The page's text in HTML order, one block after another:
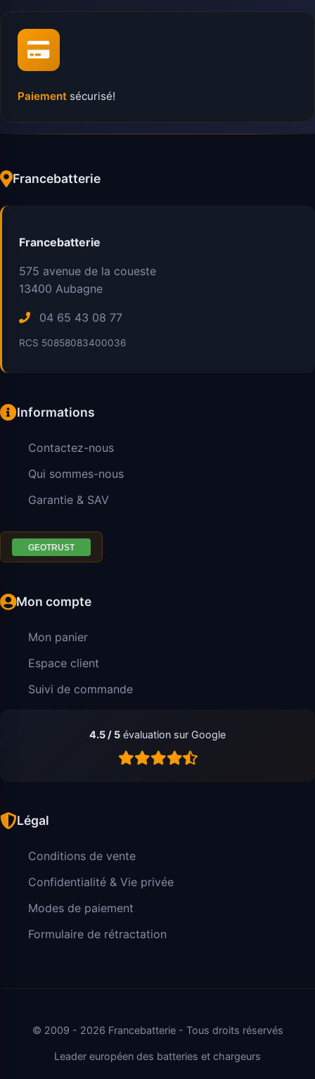
Paiement sécurisé!
Francebatterie
Francebatterie
575 avenue de la coueste
13400 Aubagne
04 65 43 08 77
RCS 50858083400036
Informations
Contactez-nous
Qui sommes-nous
Garantie & SAV
Mon compte
Mon panier
Espace client
Suivi de commande
4.5 / 5 évaluation sur Google
Légal
Conditions de vente
Confidentialité & Vie privée
Modes de paiement
Formulaire de rétractation
© 2009 - 2026 Francebatterie - Tous droits réservés
Leader européen des batteries et chargeurs